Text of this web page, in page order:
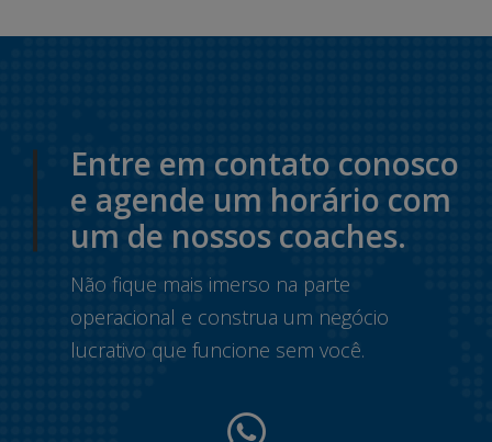
Entre em contato conosco
e agende um horário com
um de nossos coaches.
Não fique mais imerso na parte
operacional e construa um negócio
lucrativo que funcione sem você.